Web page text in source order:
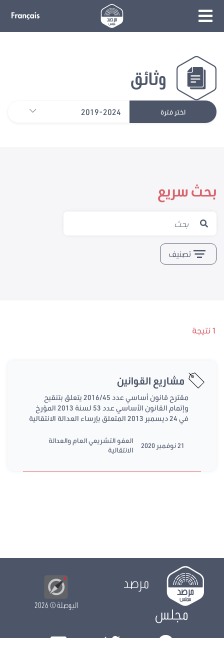
وثائق
اختر فترة 2019-2024
بحث سريع
تصنيف
1 نتيجة
مشاريع القوانين
مقترح قانون أساسي عدد 2016/45 يتعلق بتنقيح
وإتمام القانون الأساسي عدد 53 لسنة 2013 المؤرخ
في 24 ديسمبر 2013 المتعلق بإرساء العدالة الانتقالية
21 نوفمبر 2020
العفو التشريعي العام والعدالة
الانتقالية
مرصد
مجلس
البوصلة© 2026